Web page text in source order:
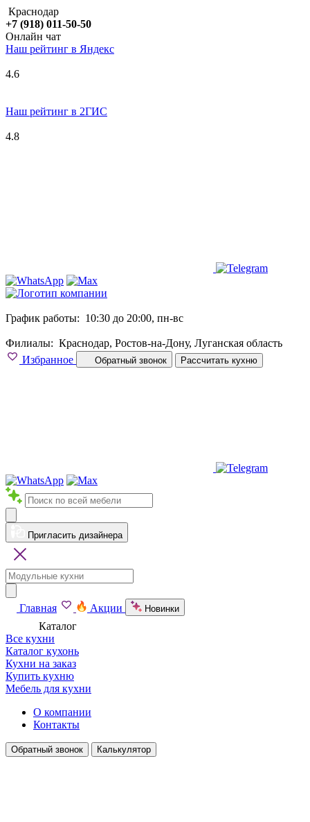
Краснодар
+7 (918) 011-50-50
Онлайн чат
Наш рейтинг в Яндекс
4.6
Наш рейтинг в 2ГИС
4.8
График работы: 10:30 до 20:00, пн-вс
Филиалы: Краснодар, Ростов-на-Дону, Луганская область
Избранное
Обратный звонок Рассчитать кухню
Пригласить дизайнера
Главная Акции Новинки
Каталог
Все кухни
Каталог кухонь
Кухни на заказ
Купить кухню
Мебель для кухни
О компании
Контакты
Обратный звонок Калькулятор